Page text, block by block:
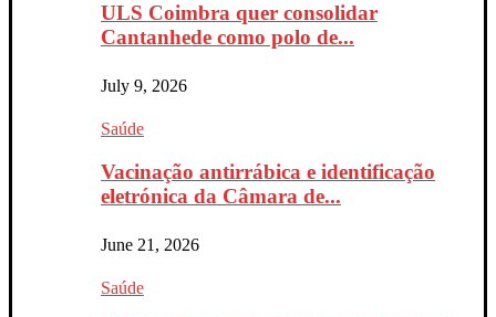
ULS Coimbra quer consolidar
Cantanhede como polo de...
July 9, 2026
Saúde
Vacinação antirrábica e identificação
eletrónica da Câmara de...
June 21, 2026
Saúde